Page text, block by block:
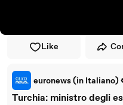
Like
euronews (in Italiano)
Turchia: ministro degli